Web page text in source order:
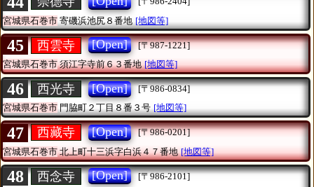
宮城県石巻市 寄磯浜池尻８番地 [地図等]
45 西雲寺 [Open]
[〒987-1221]
宮城県石巻市須江字寺前６３番地 [地図等]
46 西光寺 [Open]
[〒986-0834]
宮城県石巻市門脇町２丁目８番３号 [地図等]
47 西藏寺 [Open]
[〒986-0201]
宮城県石巻市北上町十三浜字白浜４７番地 [地図等]
48 西念寺 [Open]
[〒986-2101]